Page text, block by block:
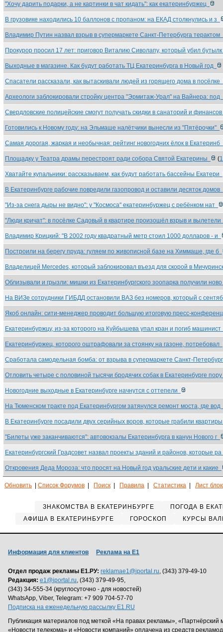
"Хочу дарить подарки, а не картинки в чат кидать": как екатеринбуржец
В грузовике находились 10 баллонов с пропаном: на ЕКАД столкнулись и з
Владимир Путин назвал взрыв в супермаркете Санкт-Петербурга терактом
Прокурор просил 17 лет: приговор Виталию Сиволапу, который убил бутылк
Выходные в магазине. Как будут работать ТЦ Екатеринбурга в Новый год
Спасатели рассказали, как вытаскивали людей из горящего дома в посёлке
Археологи заблокировали стройку центра "Эрмитаж-Урал" на Вайнера: под
Свердловские полицейские смогут получать скидки в санаторий и финансов
Готовились к Новому году: на Эльмаше налётчики вынесли из "Пятёрочки"
Самая дорогая, жаркая и необычная: рейтинг новогодних ёлок в Екатеринб
Площадку у Театра драмы перестроят ради собора Святой Екатерины (1
Хватайте купальники: рассказываем, как будут работать бассейны Екатери
В Екатеринбурге рабочие повредили газопровод и оставили десяток домов
"Из-за снега дыры не видно": у "Космоса" екатеринбуржец с ребёнком нат
"Люди кричат": в посёлке Садовый в квартире произошёл взрыв и вылетели
Владимир Крицкий: "В 2002 году квадратный метр стоил 1000 долларов - и
Построили на берегу пруда: гуляем по живописной базе на Химмаше, где б
Владелицей Mercedes, который заблокировал въезд для скорой в
Облизывали и грызли: мишки из Екатеринбургского зоопарка получили ново
На ВИЗе сотрудники ГИБДД остановили ВАЗ без номеров, который с
Якоб онлайн: сити-менеджер проводит большую итоговую пресс-
Екатеринбуржцу, из-за которого на Куйбышева упал кран и погиб машинист
Екатеринбуржец, которого оштрафовали за стоянку на газоне, потребовал
Сработала самодельная бомба: от взрыва в супермаркете Санкт-
Отловить четыре с половиной тысячи бродячих собак в Екатеринбурге пору
Новогодние выходные в Екатеринбурге начнутся с оттепели
На Тюменском тракте под Екатеринбургом затянулся ремонт моста, где вод
В Екатеринбурге посадили двух серийных воров, которые грабили квартиры
"Билеты уже заканчиваются": автовокзалы Екатеринбурга в канун Нового г
Екатеринбургский Градсовет назвал проекты зданий и районов, которые ра
Откровения Деда Мороза: что просят на Новый год уральские дети и какие
Обновить Список Форумов Поиск Правила Статистика Лист
ЗНАКОМСТВА В ЕКАТЕРИНБУРГЕ ПОГОДА В
АФИША В ЕКАТЕРИНБУРГЕ
ГОРОСКОП КУРСЫ
Информация для клиентов Реклама на Е1
Отдел продаж рекламы Е1.РУ: reklamae1@iportal.ru, (343) 379-49-10
Редакция: e1@iportal.ru, (343) 379-49-95,
(343) 34-555-34 (круглосуточно - для новостей)
WhatsApp, Viber, Telegram: +7 909 704-57-70
Подписка на еженедельную рассылку E1.RU
Публикация материалов под меткой «На правах рекламы», «Партнёрский
«Новости телекома» и «Новости компаний» оплачена из средств